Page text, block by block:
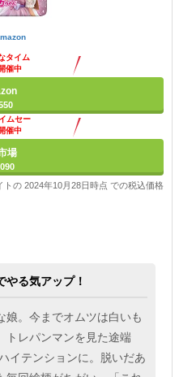
タイム
催中
ムセー
催中
場
の 2024年10月28日時点 での税込価格
やる気アップ！
娘。今までオムツは白いも
トレパンマンを見た途端
イテンションに。脱いだあ